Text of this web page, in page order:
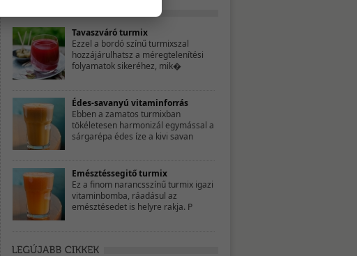
Tavaszváró turmix
Ezzel a bordó színű turmixszal
hozzájárulhatsz a méregtelenítési
folyamatok sikeréhez, mik�
Édes-savanyú vitaminforrás
Ebben a zamatos turmixban
tökéletesen harmonizál egymással a
sárgarépa édes íze a kivi savan
Emésztéssegitő turmix
Ez a finom narancsszínű turmix igazi
vitaminbomba, ráadásul az
emésztésedet is helyre rakja. P